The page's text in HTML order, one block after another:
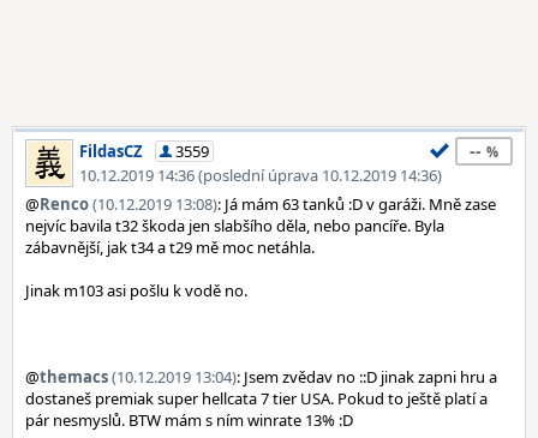
FildasCZ
3559
10.12.2019 14:36 (poslední úprava 10.12.2019 14:36)
--
@Renco(10.12.2019 13:08): Já mám 63 tanků :D v garáži. Mně zase
nejvíc bavila t32 škoda jen slabšího děla, nebo pancíře. Byla
zábavnější, jak t34 a t29 mě moc netáhla.
Jinak m103 asi pošlu k vodě no.
@themacs(10.12.2019 13:04): Jsem zvědav no ::D jinak zapni hru a
dostaneš premiak super hellcata 7 tier USA. Pokud to ještě platí a
pár nesmyslů. BTW mám s ním winrate 13% :D